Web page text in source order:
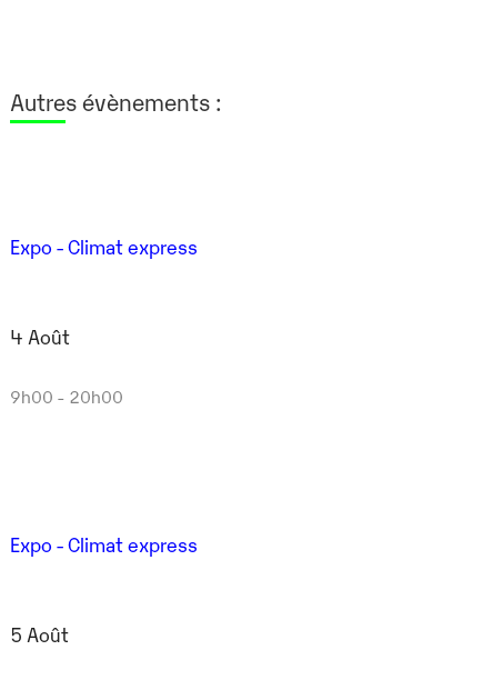
Autres évènements :
Expo - Climat express
4 Août
9h00 - 20h00
Expo - Climat express
5 Août